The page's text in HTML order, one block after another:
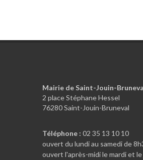
Mairie de Saint-Jouin-
2 place Stéphane Hessel
76280 Saint-Jouin-Bruneval
Téléphone : 02 35 13 10 10
ouvert du lundi au samedi de
ouvert l'après-midi le mardi et